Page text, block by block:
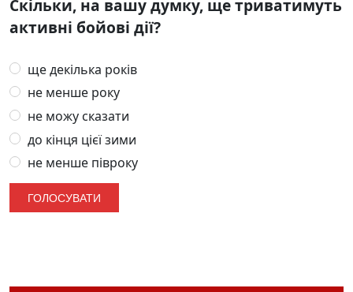
Скільки, на вашу думку, ще триватимуть
активні бойові дії?
ще декілька років
не менше року
не можу сказати
до кінця цієї зими
не менше півроку